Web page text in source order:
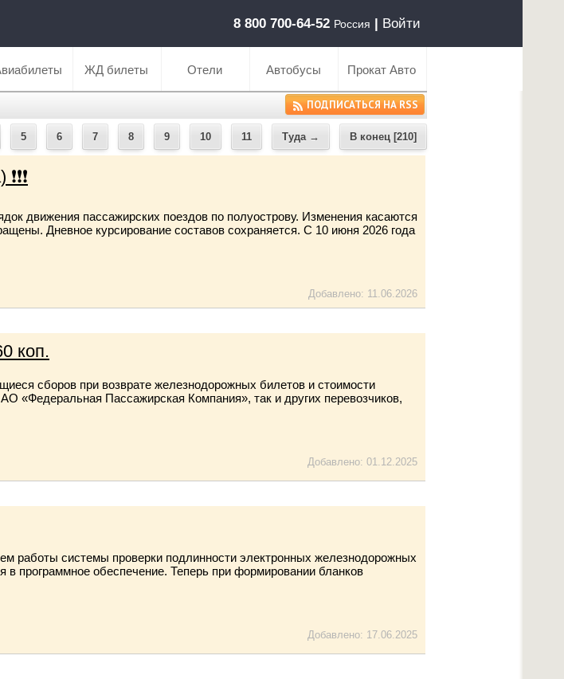
8 800 700-64-52 Россия | Войти
ЖД билеты Отели Автобусы Прокат Авто
ПОДПИСАТЬСЯ НА RSS
5 6 7 8 9 10 11 Туда → В конец [210]
движения пассажирских поездов по полуострову. Изменения касаются
Дневное курсирование составов сохраняется. С 10 июня 2026 года
Добавлено: 11.06.2026
коп.
сборов при возврате железнодорожных билетов и стоимости
«Федеральная Пассажирская Компания», так и других перевозчиков,
Добавлено: 01.12.2025
работы системы проверки подлинности электронных железнодорожных
обеспечение. Теперь при формировании бланков
Добавлено: 17.06.2025